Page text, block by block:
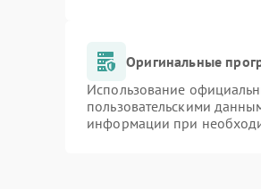
Оригинальные
Использование
пользовательскими
информации при